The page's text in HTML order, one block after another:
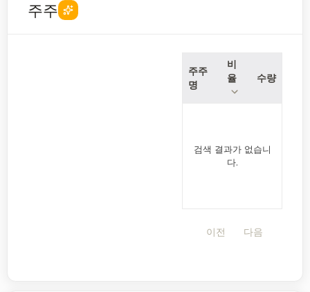
주주
주주
명
비
율
수량
검색 결과가 없습니
다.
이전 다음